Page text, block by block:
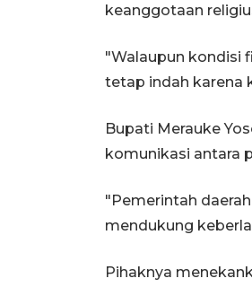
keanggotaan
"Walaupun kondisi
tetap indah karena
Bupati Merauke
komunikasi antara
"Pemerintah
mendukung
Pihaknya